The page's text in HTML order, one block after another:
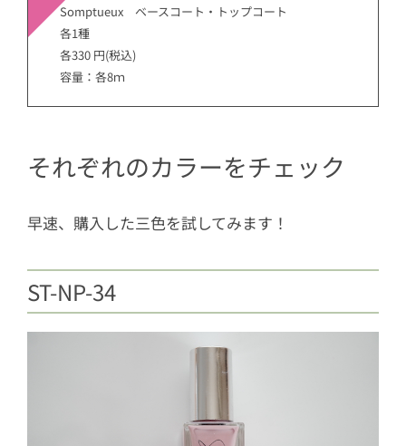
Somptueux ベースコート・トップコート
各1種
各330 円(税込)
容量：各8ｍ
それぞれのカラーをチェック
早速、購入した三色を試してみます！
ST-NP-34